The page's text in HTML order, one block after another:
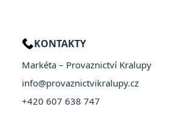
KONTAKTY
Markéta – Provaznictví Kralupy
info@provaznictvikralupy.cz
+420 607 638 747